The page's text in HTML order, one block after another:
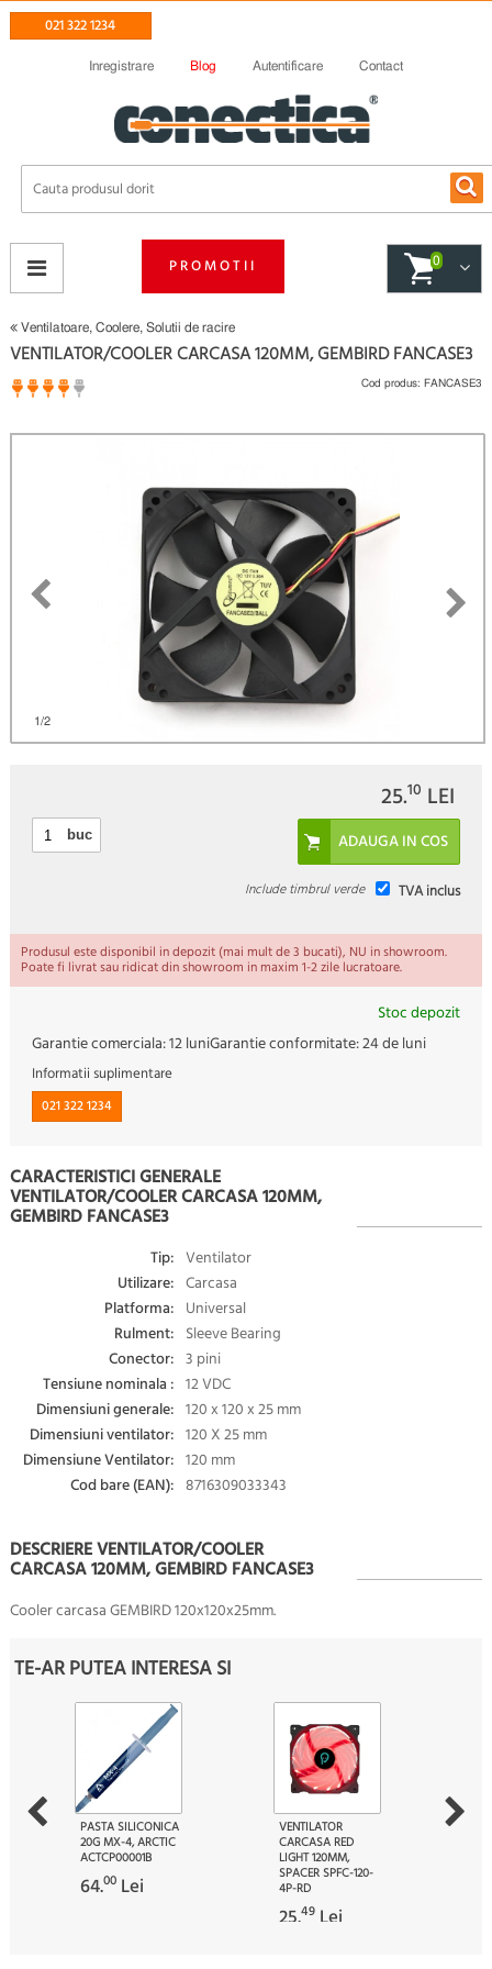
021 322 1234
Inregistrare Blog Autentificare Contact
PROMOTII 0
Ventilatoare, Coolere, Solutii de racire
1/2
VENTILATOR/COOLER CARCASA 120MM, GEMBIRD FANCASE3
Cod produs: FANCASE3
25.10 LEI
buc
TVA inclus
Include timbrul verde
Produsul este disponibil in depozit (mai mult de 3 bucati), NU in showroom.
Poate fi livrat sau ridicat din showroom in maxim 1-2 zile lucratoare.
Stoc depozit
Garantie comerciala:12 luniGarantie conformitate:24 de luni
Informatii suplimentare
021 322 1234
CARACTERISTICI GENERALE
VENTILATOR/COOLER CARCASA 120MM,
GEMBIRD FANCASE3
Tip: Ventilator
Utilizare: Carcasa
Platforma: Universal
Rulment: Sleeve Bearing
Conector: 3 pini
Tensiune nominala : 12 VDC
Dimensiuni generale: 120 x 120 x 25 mm
Dimensiuni ventilator: 120 X 25 mm
Dimensiune Ventilator: 120 mm
Cod bare (EAN): 8716309033343
DESCRIERE VENTILATOR/COOLER
CARCASA 120MM, GEMBIRD FANCASE3
Cooler carcasa GEMBIRD 120x120x25mm.
TE-AR PUTEA INTERESA SI
PASTA SILICONICA
20G MX-4, ARCTIC
ACTCP00001B
64.00 Lei
VENTILATOR
CARCASA RED
LIGHT 120MM,
SPACER SPFC-120-
4P-RD
25.49 Lei